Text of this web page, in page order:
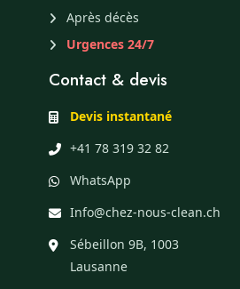
Après décès
Urgences 24/7
Contact & devis
Devis instantané
+41 78 319 32 82
WhatsApp
Info@chez-nous-clean.ch
Sébeillon 9B, 1003
Lausanne